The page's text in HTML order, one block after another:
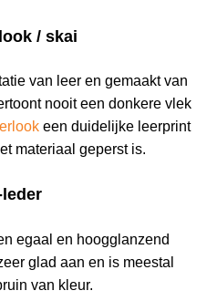
/ skai
van leer en gemaakt van
nooit een donkere vlek
een duidelijke leerprint
materiaal geperst is.
leder
egaal en hoogglanzend
glad aan en is meestal
van kleur.